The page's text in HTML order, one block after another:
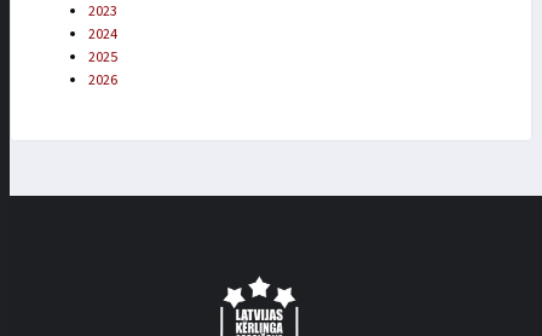
2023
2024
2025
2026